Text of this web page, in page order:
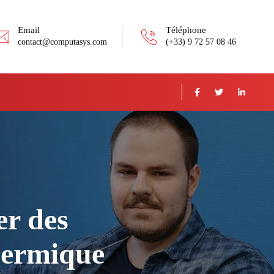
Email
contact@computasys.com
Téléphone
(+33) 9 72 57 08 46
des